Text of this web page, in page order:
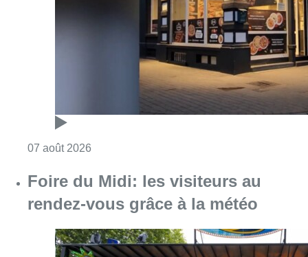
rendez-vous grâce à la météo